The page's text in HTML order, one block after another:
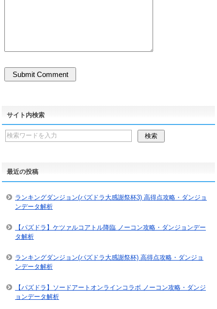
サイト内検索
最近の投稿
ランキングダンジョン(パズドラ大感謝祭杯3) 高得点攻略・ダンジョ
ンデータ解析
【パズドラ】ケツァルコアトル降臨 ノーコン攻略・ダンジョンデー
タ解析
ランキングダンジョン(パズドラ大感謝祭杯) 高得点攻略・ダンジョ
ンデータ解析
【パズドラ】ソードアートオンラインコラボ ノーコン攻略・ダンジ
ョンデータ解析